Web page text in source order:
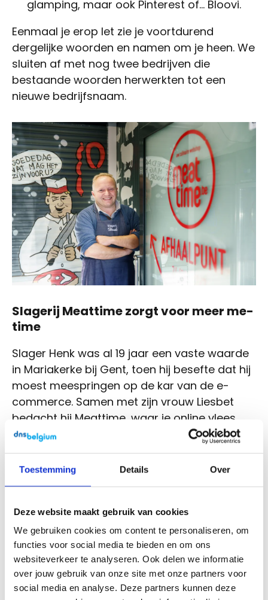
Toestemming Details Over
Deze website maakt gebruik van cookies
We gebruiken cookies om content te personaliseren, om
functies voor social media te bieden en om ons
websiteverkeer te analyseren. Ook delen we informatie
over jouw gebruik van onze site met onze partners voor
social media en analyse. Deze partners kunnen deze
glamping, maar ook Pinterest of… Bloovi.
Eenmaal je erop let zie je voortdurend
dergelijke woorden en namen om je heen. We
sluiten af met nog twee bedrijven die
bestaande woorden herwerkten tot een
nieuwe bedrijfsnaam.
Slagerij Meattime zorgt voor meer me-
time
Slager Henk was al 19 jaar een vaste waarde
in Mariakerke bij Gent, toen hij besefte dat hij
moest meespringen op de kar van de e-
commerce. Samen met zijn vrouw Liesbet
bedacht hij Meattime, waar je online vlees
kan bestellen. Het vlees kan je dan op eender
welk moment oppikken uit een versbox.
Liesbet: “Tijdens een brainstorm probeerden
we samenstellingen uit met ‘meat’. De
passen, want Meattime levert meer me-time
op. Bovendien beslist de klant zelf op welk
tijdstip die de bestelling komt ophalen, los
van onze openingsuren.”